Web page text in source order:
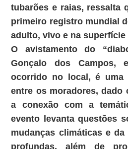
tubarões e raias, ressalta
primeiro registro mundial
adulto, vivo e na superfície
O avistamento do
Gonçalo dos Campos,
ocorrido no local, é uma
entre os moradores, dado
a conexão com a
evento levanta questões
mudanças climáticas e
profundas, além de